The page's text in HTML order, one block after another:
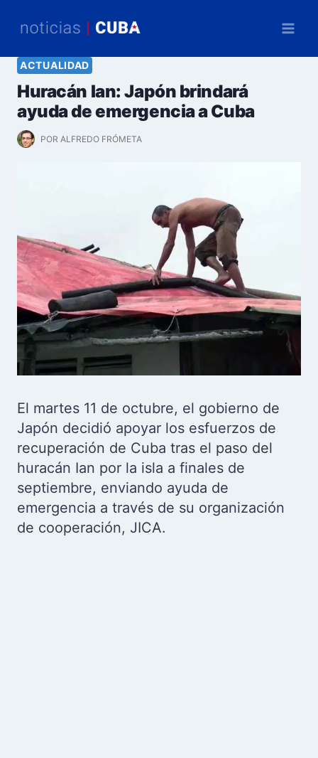
ACTUALIDAD
Huracán Ian: Japón brindará
ayuda de emergencia a Cuba
POR ALFREDO FRÓMETA
El martes 11 de octubre, el gobierno de
Japón decidió apoyar los esfuerzos de
recuperación de Cuba tras el paso del
huracán Ian por la isla a finales de
septiembre, enviando ayuda de
emergencia a través de su organización
de cooperación, JICA.